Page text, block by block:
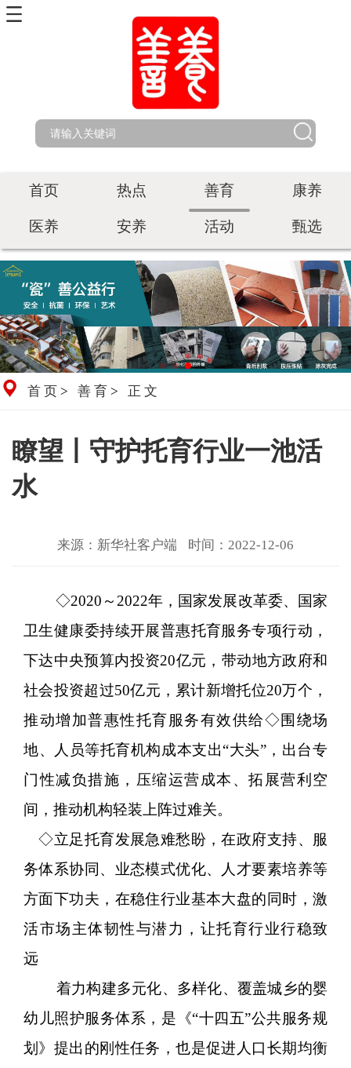
首页 热点 善育 康养
医养 安养 活动 甄选
首页 > 善育 > 正文
瞭望丨守护托育行业一池活
水
来源：新华社客户端 时间：2022-12-06
◇2020～2022年，国家发展改革委、国家
卫生健康委持续开展普惠托育服务专项行动，
下达中央预算内投资20亿元，带动地方政府和
社会投资超过50亿元，累计新增托位20万个，
推动增加普惠性托育服务有效供给◇围绕场
地、人员等托育机构成本支出“大头”，出台专
门性减负措施，压缩运营成本、拓展营利空
间，推动机构轻装上阵过难关。
◇立足托育发展急难愁盼，在政府支持、服
务体系协同、业态模式优化、人才要素培养等
方面下功夫，在稳住行业基本大盘的同时，激
活市场主体韧性与潜力，让托育行业行稳致
远
着力构建多元化、多样化、覆盖城乡的婴
幼儿照护服务体系，是《“十四五”公共服务规
划》提出的刚性任务，也是促进人口长期均衡